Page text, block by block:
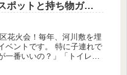
ポットと持ち物ガイ
花火会！毎年、河川敷を埋
ベントです。 特に子連れで
番いいの？」「トイレや